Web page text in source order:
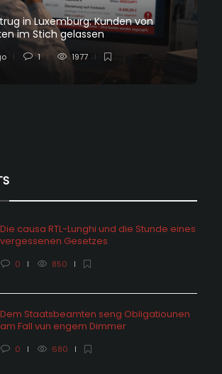
in Luxemburg: Kunden von
im Stich gelassen
1 1977
Die causa RTL-Lunghi und die Stunde eines
vergessenen Gesetzes
0 850
Dem Staatsbeamten seng Obligatiounen
am Fall vun engem Dimmer
0 680